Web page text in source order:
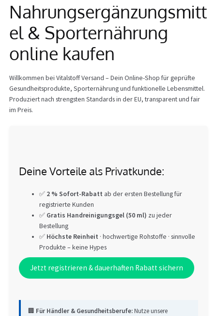
Info
Nahrungsergänzungsmitt
el & Sporternährung
online kaufen
Willkommen bei Vitalstoff Versand – Dein Online-Shop für geprüfte
Gesundheitsprodukte, Sporternährung und funktionelle Lebensmittel.
Produziert nach strengsten Standards in der EU, transparent und fair
im Preis.
Deine Vorteile als Privatkunde:
✅ 2 % Sofort-Rabatt ab der ersten Bestellung für
registrierte Kunden
✅ Gratis Handreinigungsgel (50 ml) zu jeder
Bestellung
✅ Höchste Reinheit · hochwertige Rohstoffe · sinnvolle
Produkte – keine Hypes
Jetzt registrieren & dauerhaften Rabatt sichern
🏢 Für Händler & Gesundheitsberufe:Nutze unsere